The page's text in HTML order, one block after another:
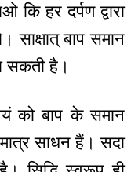
कि हर दर्पण द्वारा
साक्षात् बाप समान
सकती है।
को बाप के समान
साधन हैं। सदा